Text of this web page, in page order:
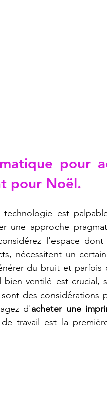
pour
pour Noël.
est
une approche
l'espace
nécessitent un
du bruit et
bien ventilé est crucial,
des considérations
d'acheter une
travail est la